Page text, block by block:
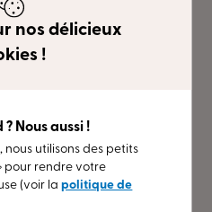
pendant 30 ans. Ils sont
soit le style de votre
vous assister dans vos
un entretien sans
dans dans le Loiret. Pour
avez la possibilité de
garantissons des
soin et une pose de
à votre disposition pour
un devis sans frais pour
nos délicieux
!
Nous aussi !
nous utilisons des petits
pour rendre votre
(voir lapolitique de